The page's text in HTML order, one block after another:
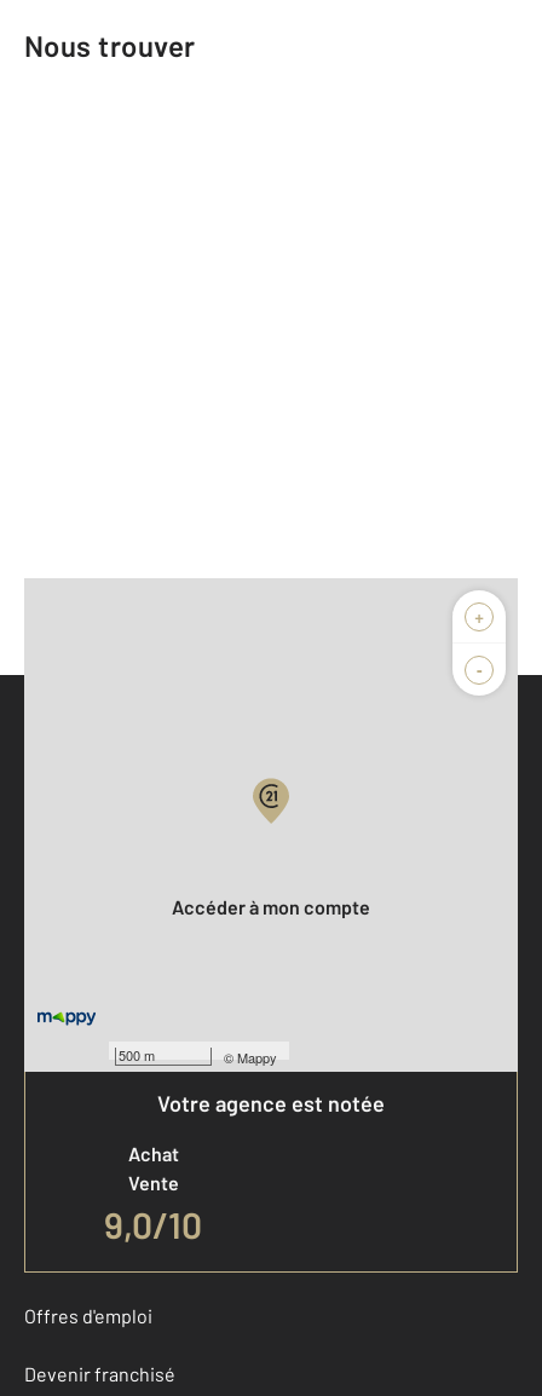
Nous trouver
+
-
500 m ©Mappy
Accéder à mon compte
Votre agence est notée
Achat
Vente
9,0/10
Offres d'emploi
Devenir franchisé